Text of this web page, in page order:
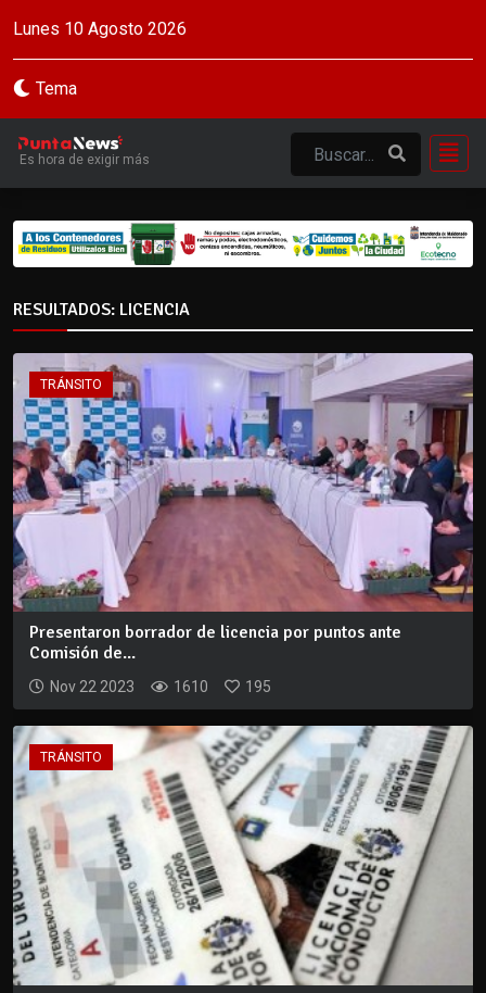
Lunes 10 Agosto 2026
Tema
Es hora de exigir más
RESULTADOS: LICENCIA
TRÁNSITO
Presentaron borrador de licencia por puntos ante
Comisión de...
Nov 22 2023 1610 195
TRÁNSITO